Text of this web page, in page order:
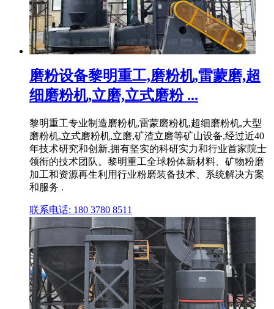
磨粉设备黎明重工,磨粉机,雷蒙磨,超
细磨粉机,立磨,立式磨粉 ...
黎明重工专业制造磨粉机,雷蒙磨粉机,超细磨粉机,大型
磨粉机,立式磨粉机,立磨,矿渣立磨等矿山设备,经过近40
年技术研究和创新,拥有坚实的科研实力和行业首家院士
领衔的技术团队。黎明重工全球粉体新材料、矿物粉磨
加工和资源再生利用行业粉磨装备技术、系统解决方案
和服务 .
联系电话: 180 3780 8511